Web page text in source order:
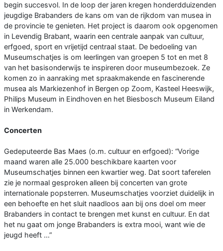
begin succesvol. In de loop der jaren kregen honderdduizenden
jeugdige Brabanders de kans om van de rijkdom van musea in
de provincie te genieten. Het project is daarom ook opgenomen
in Levendig Brabant, waarin een centrale aanpak van cultuur,
erfgoed, sport en vrijetijd centraal staat. De bedoeling van
Museumschatjes is om leerlingen van groepen 5 tot en met 8
van het basisonderwijs te inspireren door museumbezoek. Ze
komen zo in aanraking met spraakmakende en fascinerende
musea als Markiezenhof in Bergen op Zoom, Kasteel Heeswijk,
Philips Museum in Eindhoven en het Biesbosch Museum Eiland
in Werkendam.
Concerten
Gedeputeerde Bas Maes (o.m. cultuur en erfgoed): “Vorige
maand waren alle 25.000 beschikbare kaarten voor
Museumschatjes binnen een kwartier weg. Dat soort taferelen
zie je normaal gesproken alleen bij concerten van grote
internationale popsterren. Museumschatjes voorziet duidelijk in
een behoefte en het sluit naadloos aan bij ons doel om meer
Brabanders in contact te brengen met kunst en cultuur. En dat
het nu gaat om jonge Brabanders is extra mooi, want wie de
jeugd heeft …”